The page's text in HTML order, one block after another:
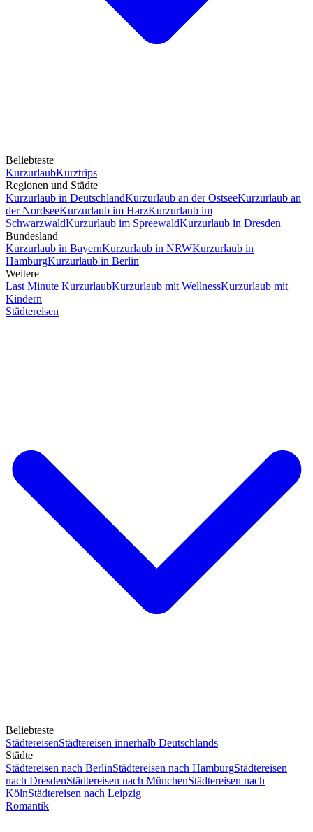
Beliebteste
KurzurlaubKurztrips
Regionen und Städte
Kurzurlaub in DeutschlandKurzurlaub an der OstseeKurzurlaub an
der NordseeKurzurlaub im HarzKurzurlaub im
SchwarzwaldKurzurlaub im SpreewaldKurzurlaub in Dresden
Bundesland
Kurzurlaub in BayernKurzurlaub in NRWKurzurlaub in
HamburgKurzurlaub in Berlin
Weitere
Last Minute KurzurlaubKurzurlaub mit WellnessKurzurlaub mit
Kindern
Städtereisen
Beliebteste
StädtereisenStädtereisen innerhalb Deutschlands
Städte
Städtereisen nach BerlinStädtereisen nach HamburgStädtereisen
nach DresdenStädtereisen nach MünchenStädtereisen nach
KölnStädtereisen nach Leipzig
Romantik